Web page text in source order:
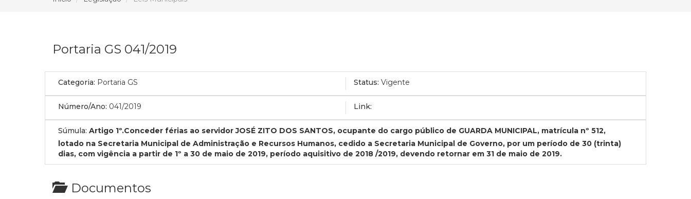
Portaria GS 041/2019
Categoria: Portaria GS Status: Vigente
Número/Ano: 041/2019 Link:
Súmula: Artigo 1º.Conceder férias ao servidor JOSÉ ZITO DOS SANTOS, ocupante do cargo público de GUARDA MUNICIPAL, matrícula nº 512,
lotado na Secretaria Municipal de Administração e Recursos Humanos, cedido a Secretaria Municipal de Governo, por um período de 30 (trinta)
dias, com vigência a partir de 1º a 30 de maio de 2019, período aquisitivo de 2018 /2019, devendo retornar em 31 de maio de 2019.
Documentos